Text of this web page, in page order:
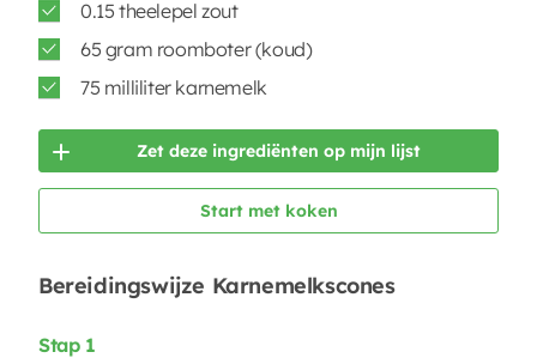
0.15 theelepel zout
65 gram roomboter (koud)
75 milliliter karnemelk
Zet deze ingrediënten op mijn lijst
Start met koken
Bereidingswijze Karnemelkscones
Stap 1